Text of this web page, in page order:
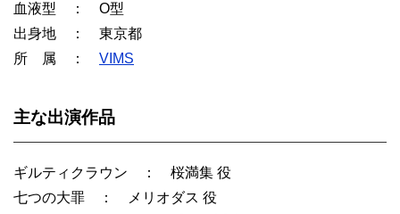
血液型 ： O型
出身地 ： 東京都
所 属 ： VIMS
主な出演作品
ギルティクラウン ： 桜満集 役
七つの大罪 ： メリオダス 役